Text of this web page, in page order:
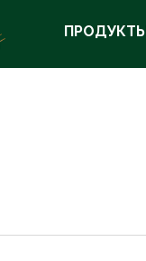
ПРОДУКТЫ